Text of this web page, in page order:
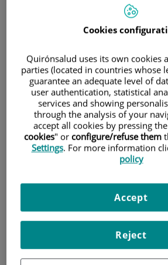
MohamedMahmud
Cookies
Quirónsalud uses its own cookies
parties (located in countries whose
guarantee an adequate level of
user authentication, statistical
services and showing
through the analysis of your
accept all cookies by pressing
cookies" or configure/refuse them
Settings. For more information
policy
Reject
Accept